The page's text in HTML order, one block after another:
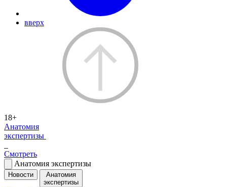
вверх
18+
Анатомия
экспертизы
Смотреть
Анатомия экспертизы
Новости
Анатомия
экспертизы